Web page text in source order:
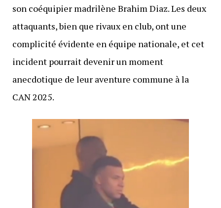
son coéquipier madrilène Brahim Diaz. Les deux
attaquants, bien que rivaux en club, ont une
complicité évidente en équipe nationale, et cet
incident pourrait devenir un moment
anecdotique de leur aventure commune à la
CAN 2025.